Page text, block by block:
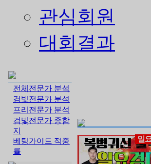
관심회원
대회결과
전체전문가 분석
검빛전문가 분석
프리전문가 분석
검빛전문가 종합
지
베팅가이드 적중
률
일요